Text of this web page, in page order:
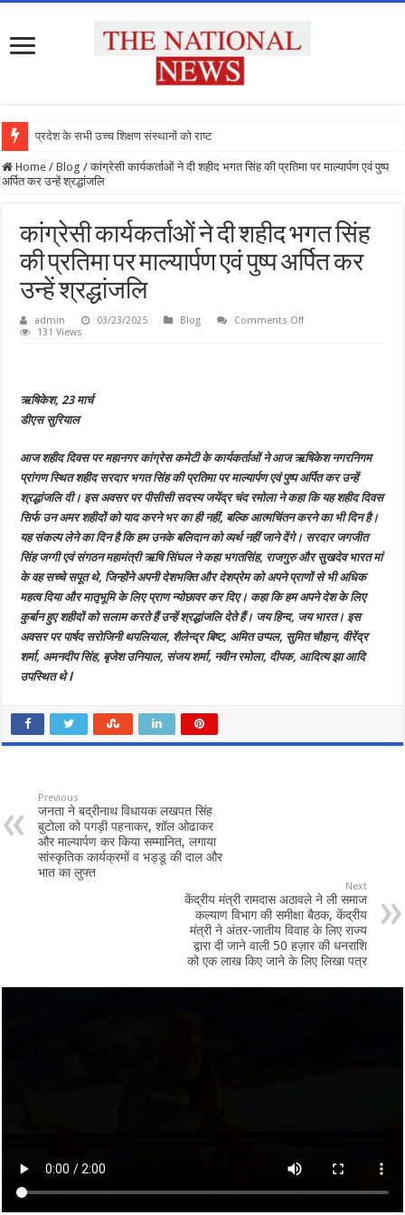
प्रदेश के सभी उच्च शिक्षण संस्थानों को राष्ट्री
Home / Blog / कांग्रेसी कार्यकर्ताओं ने दी शहीद भगत सिंह की प्रतिमा पर माल्यार्पण एवं पुष्प
अर्पित कर उन्हें श्रद्धांजलि
कांग्रेसी कार्यकर्ताओं ने दी शहीद भगत सिंह
की प्रतिमा पर माल्यार्पण एवं पुष्प अर्पित कर
उन्हें श्रद्धांजलि
admin 03/23/2025 Blog Comments Offon
माल्यार्पण
एवं
पुष्प
अर्पित
कर
श्रद्धांजलि
131 Views
ऋषिकेश, 23 मार्च
डीएस सुरियाल
आज शहीद दिवस पर महानगर कांग्रेस कमेटी के कार्यकर्ताओं ने आज ऋषिकेश नगरनिगम
प्रांगण स्थित शहीद सरदार भगत सिंह की प्रतिमा पर माल्यार्पण एवं पुष्प अर्पित कर उन्हें
श्रद्धांजलि दी। इस अवसर पर पीसीसी सदस्य जयेंद्र चंद रमोला ने कहा कि यह शहीद दिवस
सिर्फ उन अमर शहीदों को याद करने भर का ही नहीं, बल्कि आत्मचिंतन करने का भी दिन है।
यह संकल्प लेने का दिन है कि हम उनके बलिदान को व्यर्थ नहीं जाने देंगे। सरदार जगजीत
सिंह जग्गी एवं संगठन महामंत्री ऋषि सिंघल ने कहा भगतसिंह, राजगुरु और सुखदेव भारत मां
के वह सच्चे सपूत थे, जिन्होंने अपनी देशभक्ति और देशप्रेम को अपने प्राणों से भी अधिक
महत्व दिया और मातृभूमि के लिए प्राण न्योछावर कर दिए। कहा कि हम अपने देश के लिए
कुर्बान हुए शहीदों को सलाम करते हैं उन्हें श्रद्धांजलि देते हैं। जय हिन्द, जय भारत। इस
अवसर पर पार्षद सरोजिनी थपलियाल, शैलेन्द्र बिष्ट, अमित उप्पल, सुमित चौहान, वीरेंद्र
शर्मा, अमनदीप सिंह, बृजेश उनियाल, संजय शर्मा, नवीन रमोला, दीपक, आदित्य झा आदि
उपस्थित थे l
Previous
जनता ने बद्रीनाथ विधायक लखपत सिंह
बुटोला को पगड़ी पहनाकर, शॉल ओढाकर
और माल्यार्पण कर किया सम्मानित, लगाया
सांस्कृतिक कार्यक्रमों व भड्डू की दाल और
भात का लुफ्त
Next
केंद्रीय मंत्री रामदास अठावले ने ली समाज
कल्याण विभाग की समीक्षा बैठक, केंद्रीय
मंत्री ने अंतर-जातीय विवाह के लिए राज्य
द्वारा दी जाने वाली 50 हज़ार की धनराशि
को एक लाख किए जाने के लिए लिखा पत्र